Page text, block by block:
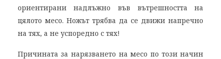
ориентирани надлъжно във вътрешността на
цялото месо. Ножът трябва да се движи напречно
на тях, а не успоредно с тях!
Причината за нарязването на месо по този начин